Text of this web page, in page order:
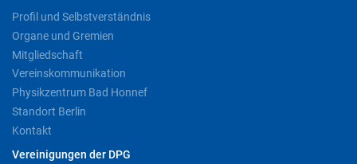
Profil und Selbstverständnis
Organe und Gremien
Mitgliedschaft
Vereinskommunikation
Physikzentrum Bad Honnef
Standort Berlin
Kontakt
Vereinigungen der DPG